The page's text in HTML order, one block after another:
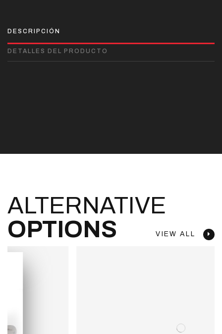
DESCRIPCIÓN
DETALLES DEL PRODUCTO
ALTERNATIVE
OPTIONS
VIEW ALL